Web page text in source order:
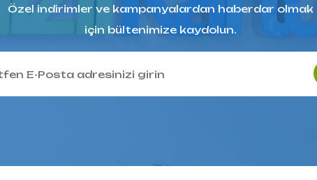
Özel indirimler ve kampanyalardan haberdar olmak
için bültenimize kaydolun.